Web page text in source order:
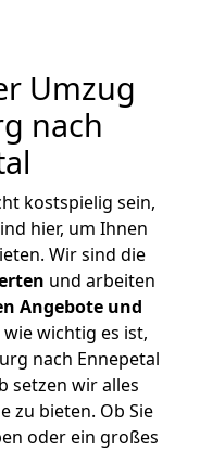
Umzug
nach
kostspielig sein,
hier, um Ihnen
Wir sind die
und arbeiten
Angebote und
wichtig es ist,
nach Ennepetal
setzen wir alles
zu bieten. Ob Sie
oder ein großes